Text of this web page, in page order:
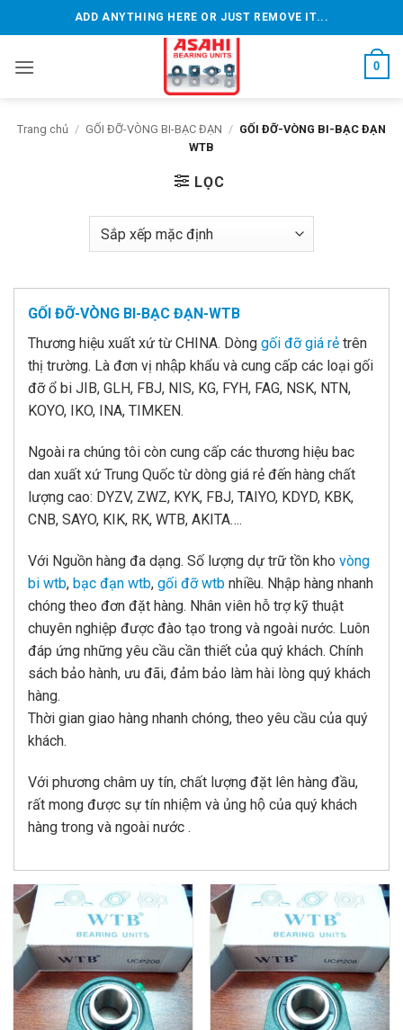
qua
dung
ADD ANYTHING HERE OR JUST REMOVE IT...
0
Trang chủ / GỐI ĐỠ-VÒNG BI-BẠC ĐẠN / GỐI ĐỠ-VÒNG BI-BẠC ĐẠN
WTB
LỌC
GỐI ĐỠ-VÒNG BI-BẠC ĐẠN-WTB
Thương hiệu xuất xứ từ CHINA. Dòng gối đỡ giá rẻ trên
thị trường. Là đơn vị nhập khẩu và cung cấp các loại gối
đỡ ổ bi JIB, GLH, FBJ, NIS, KG, FYH, FAG, NSK, NTN,
KOYO, IKO, INA, TIMKEN.
Ngoài ra chúng tôi còn cung cấp các thương hiệu bac
dan xuất xứ Trung Quốc từ dòng giá rẻ đến hàng chất
lượng cao: DYZV, ZWZ, KYK, FBJ, TAIYO, KDYD, KBK,
CNB, SAYO, KIK, RK, WTB, AKITA….
Với Nguồn hàng đa dạng. Số lượng dự trữ tồn kho vòng
bi wtb, bạc đạn wtb, gối đỡ wtb nhiều. Nhập hàng nhanh
chóng theo đơn đặt hàng. Nhân viên hỗ trợ kỹ thuật
chuyên nghiệp được đào tạo trong và ngoài nước. Luôn
đáp ứng những yêu cầu cần thiết của quý khách. Chính
sách bảo hành, ưu đãi, đảm bảo làm hài lòng quý khách
hàng.
Thời gian giao hàng nhanh chóng, theo yêu cầu của quý
khách.
Với phương châm uy tín, chất lượng đặt lên hàng đầu,
rất mong được sự tín nhiệm và ủng hộ của quý khách
hàng trong và ngoài nước .